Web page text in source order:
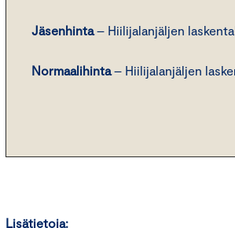
Jäsenhinta– Hiilijalanjäljen
Normaalihinta– Hiilijalanjäljen
Lisätietoja: